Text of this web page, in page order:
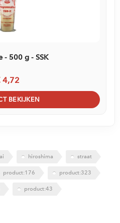
- 500 g - SSK
4,72
BEKIJKEN
hiroshima straat
product:176 product:323
product:43